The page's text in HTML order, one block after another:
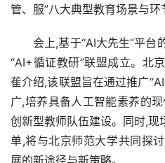
管、服”八大典型教育场景与环
会上,基于“AI大先生”平
“AI+循证教研”联盟成立。北
萑介绍,该联盟旨在通过推广
广,培养具备人工智能素养的
创新型教师队伍建设。同时,
单,将与北京师范大学共同探